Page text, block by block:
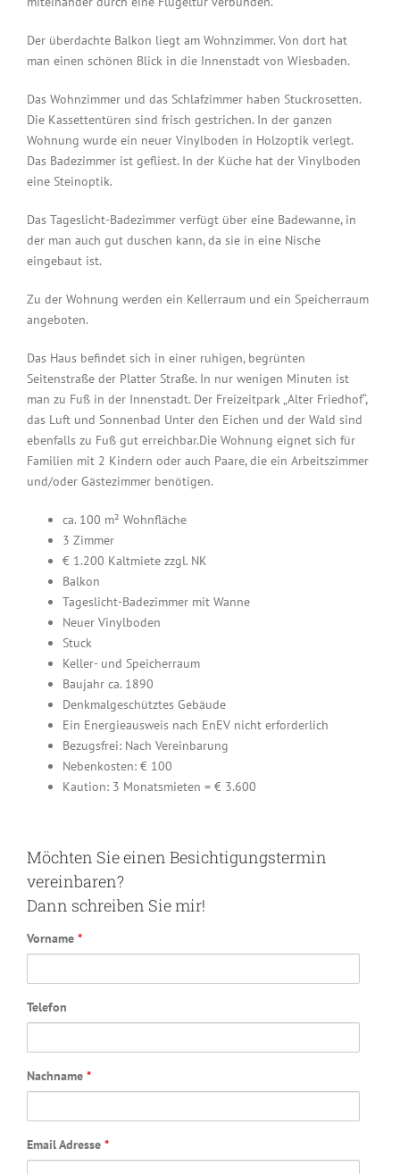
Der überdachte Balkon liegt am Wohnzimmer. Von dort hat
man einen schönen Blick in die Innenstadt von Wiesbaden.
Das Wohnzimmer und das Schlafzimmer haben Stuckrosetten.
Die Kassettentüren sind frisch gestrichen. In der ganzen
Wohnung wurde ein neuer Vinylboden in Holzoptik verlegt.
Das Badezimmer ist gefliest. In der Küche hat der Vinylboden
eine Steinoptik.
Das Tageslicht-Badezimmer verfügt über eine Badewanne, in
der man auch gut duschen kann, da sie in eine Nische
eingebaut ist.
Zu der Wohnung werden ein Kellerraum und ein Speicherraum
angeboten.
Das Haus befindet sich in einer ruhigen, begrünten
Seitenstraße der Platter Straße. In nur wenigen Minuten ist
man zu Fuß in der Innenstadt. Der Freizeitpark „Alter Friedhof“,
das Luft und Sonnenbad Unter den Eichen und der Wald sind
ebenfalls zu Fuß gut erreichbar.Die Wohnung eignet sich für
Familien mit 2 Kindern oder auch Paare, die ein Arbeitszimmer
und/oder Gästezimmer benötigen.
ca. 100 m² Wohnfläche
3 Zimmer
€ 1.200 Kaltmiete zzgl. NK
Balkon
Tageslicht-Badezimmer mit Wanne
Neuer Vinylboden
Stuck
Keller- und Speicherraum
Baujahr ca. 1890
Denkmalgeschütztes Gebäude
Ein Energieausweis nach EnEV nicht erforderlich
Bezugsfrei: Nach Vereinbarung
Nebenkosten: € 100
Kaution: 3 Monatsmieten = € 3.600
Möchten Sie einen Besichtigungstermin
vereinbaren?
Dann schreiben Sie mir!
Vorname *
Telefon
Nachname *
Email Adresse *